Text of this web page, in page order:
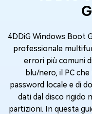
4DDiG Windows Boot
professionale
errori più comuni
blu/nero, il PC
password locale e di
dati dal disco rigido
partizioni. In questa